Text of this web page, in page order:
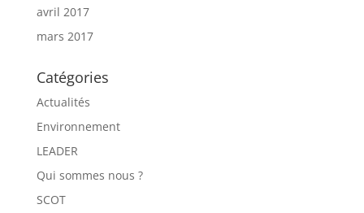
avril 2017
mars 2017
Catégories
Actualités
Environnement
LEADER
Qui sommes nous ?
SCOT